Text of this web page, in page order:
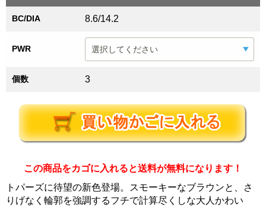
BC/DIA 8.6/14.2
PWR
個数 3
この商品をカゴに入れると送料が無料になります！
トパーズに待望の新色登場。スモーキーなブラウンと、さ
りげなく輪郭を強調するフチで計算尽くしな大人かわい